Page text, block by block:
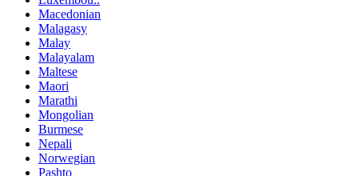
Macedonian
Malagasy
Malay
Malayalam
Maltese
Maori
Marathi
Mongolian
Burmese
Nepali
Norwegian
Pashto